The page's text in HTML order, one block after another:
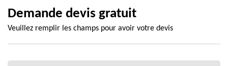
Demande devis gratuit
Veuillez remplir les champs pour avoir votre devis